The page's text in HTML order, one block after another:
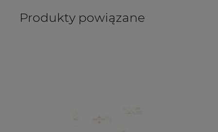
Produkty powiązane